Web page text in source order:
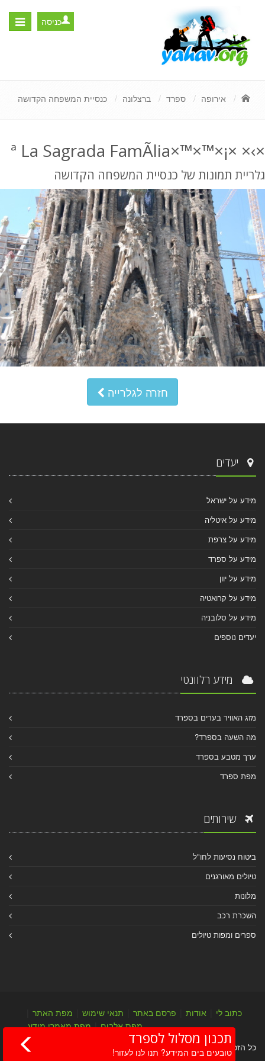
Toggle
כניסה
אירופה ספרד ברצלונה כנסיית המשפחה הקדושה
×›× ×¡×™×™×ª La Sagrada FamÃ­lia
גלריית תמונות של כנסיית המשפחה הקדושה
חזרה לגלרייה
יעדים
מידע על ישראל
מידע על איטליה
מידע על צרפת
מידע על ספרד
מידע על יוון
מידע על קרואטיה
מידע על סלובניה
יעדים נוספים
מידע רלוונטי
מזג האוויר בערים בספרד
מה השעה בספרד?
ערך מטבע בספרד
מפת ספרד
שירותים
ביטוח נסיעות לחו"ל
טיולים מאורגנים
מלונות
השכרת רכב
ספרים ומפות טיולים
כתוב לי אודות פרסם באתר תנאי שימוש מפת האתר
מפת אלבום|מפת מאמרי מידע
כל הזכויות שמורות לערן יהב © 2004-2026
תכנון מסלול לספרד
טובעים בים המידע? תנו לנו לעזור!